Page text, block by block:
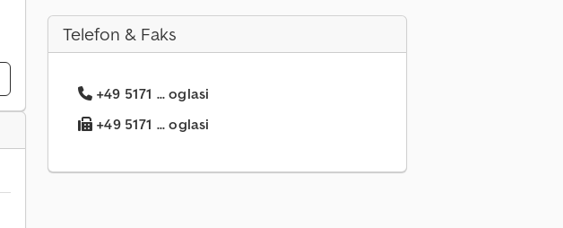
Telefon & Faks
+49 5171 ... oglasi
+49 5171 ... oglasi